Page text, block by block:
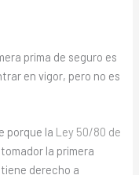
prima de seguro es
en vigor, pero no es
porque la Ley 50/80 de
la primera
derecho a